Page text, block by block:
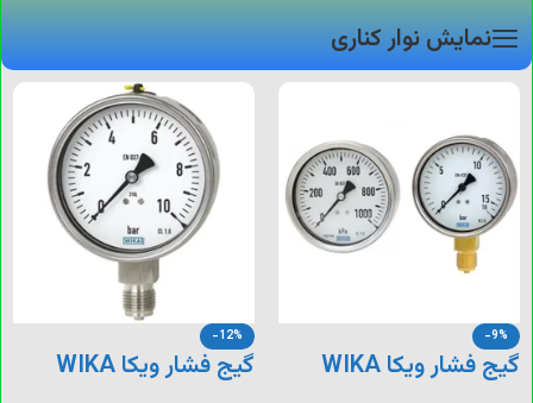
نمایش نوار کناری
-9%
گیج فشار ویکا WIKA
-12%
گیج فشار ویکا WIKA